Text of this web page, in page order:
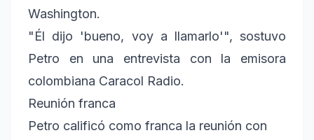
Washington.
"Él dijo 'bueno, voy a llamarlo'", sostuvo
Petro en una entrevista con la emisora
colombiana Caracol Radio.
Reunión franca
Petro calificó como franca la reunión con